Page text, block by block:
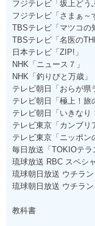
フジテレビ「坂上どう
フジテレビ「さまぁ～
TBSテレビ「マツコの
TBSテレビ「名医の
日本テレビ「ZIP!」
NHK「ニュース７」
NHK「釣りびと万歳」
テレビ朝日「おらが県
テレビ朝日「極上！旅
テレビ朝日「いきなり
テレビ東京「カンブリ
テレビ東京「ニッポン
毎日放送「TOKIOテラ
琉球放送 RBC スペシ
琉球朝日放送 ウチラン
琉球朝日放送 ウチラン
教科書